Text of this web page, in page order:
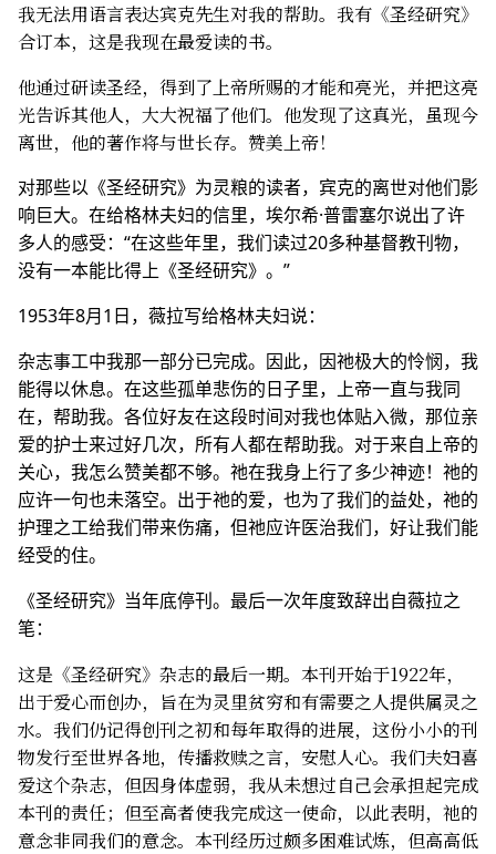
我无法用语言表达宾克先生对我的帮助。我有《圣经研究》
合订本，这是我现在最爱读的书。
他通过研读圣经，得到了上帝所赐的才能和亮光，并把这亮
光告诉其他人，大大祝福了他们。他发现了这真光，虽现今
离世，他的著作将与世长存。赞美上帝！
对那些以《圣经研究》为灵粮的读者，宾克的离世对他们影
响巨大。在给格林夫妇的信里，埃尔希·普雷塞尔说出了许
多人的感受：“在这些年里，我们读过20多种基督教刊物，
没有一本能比得上《圣经研究》。”
1953年8月1日，薇拉写给格林夫妇说：
杂志事工中我那一部分已完成。因此，因祂极大的怜悯，我
能得以休息。在这些孤单悲伤的日子里，上帝一直与我同
在，帮助我。各位好友在这段时间对我也体贴入微，那位亲
爱的护士来过好几次，所有人都在帮助我。对于来自上帝的
关心，我怎么赞美都不够。祂在我身上行了多少神迹！祂的
应许一句也未落空。出于祂的爱，也为了我们的益处，祂的
护理之工给我们带来伤痛，但祂应许医治我们，好让我们能
经受的住。
《圣经研究》当年底停刊。最后一次年度致辞出自薇拉之
笔：
这是《圣经研究》杂志的最后一期。本刊开始于1922年，
出于爱心而创办，旨在为灵里贫穷和有需要之人提供属灵之
水。我们仍记得创刊之初和每年取得的进展，这份小小的刊
物发行至世界各地，传播救赎之言，安慰人心。我们夫妇喜
爱这个杂志，但因身体虚弱，我从未想过自己会承担起完成
本刊的责任；但至高者使我完成这一使命，以此表明，祂的
意念非同我们的意念。本刊经历过颇多困难试炼，但高高低